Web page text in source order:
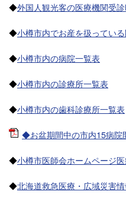
◆外国人観光客の医療機関受
◆小樽市内でお産を扱ってい
◆小樽市内の病院一覧表
◆小樽市内の診療所一覧表
◆小樽市内の歯科診療所一覧表
◆お盆期間中の市内15病院
◆小樽市医師会ホームページ
◆北海道救急医療・広域災害